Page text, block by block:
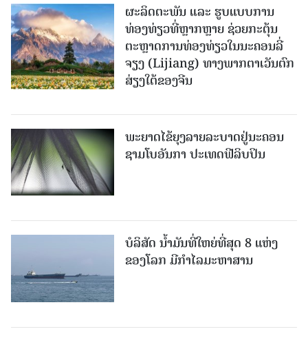
ຜະລິດຕະພັນ ແລະ ຮູບແບບການ
ທ່ອງທ່ຽວທີ່ຫຼາກຫຼາຍ ຊ່ວຍກະຕຸ້ນ
ຕະຫຼາດການທ່ອງທ່ຽວໃນນະຄອນລີ່
ຈຽງ (Lijiang) ທາງພາກຕາເວັນຕົກ
ສ່ຽງໃຕ້ຂອງຈີນ
ພະຍາດໄຂ້ຍຸງລາຍລະບາດຢູ່ນະຄອນ
ຊາມໂບ​ອັນກາ ປະເທດຟີລິບປິນ
ບໍລິສັດ ນ້ຳມັນທີ່ໃຫຍ່ທີ່ສຸດ 8 ແຫ່ງ
ຂອງໂລກ ມີກຳໄລມະຫາສານ